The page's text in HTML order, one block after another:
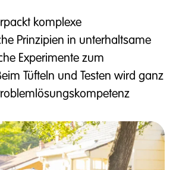
komplexe
Prinzipien in unterhaltsame
Experimente zum
Tüfteln und Testen wird ganz